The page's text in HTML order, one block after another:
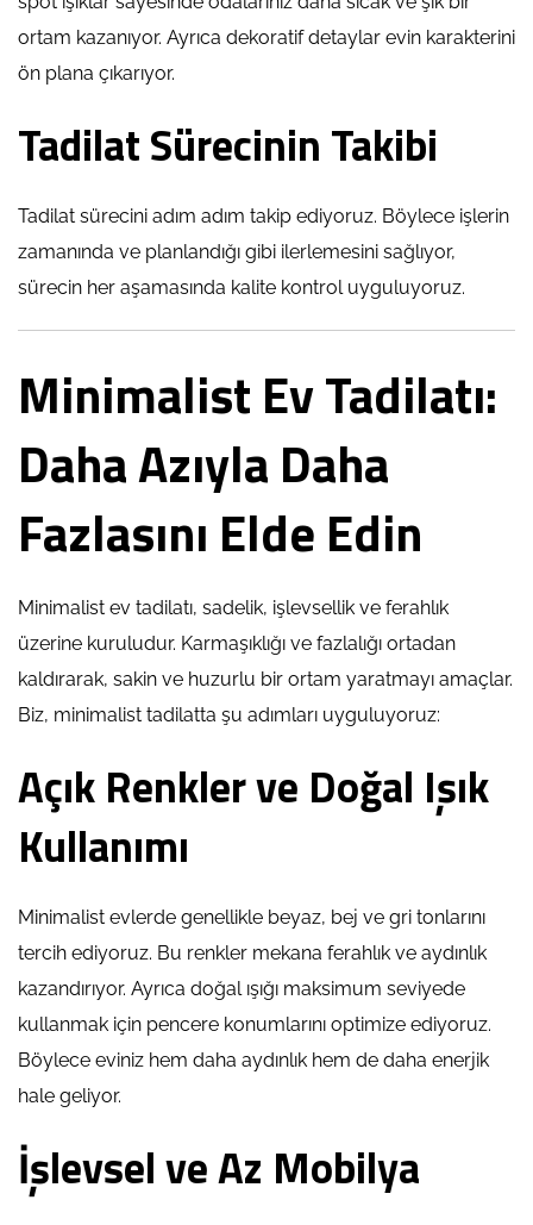
ortam kazanıyor. Ayrıca dekoratif detaylar evin karakterini
ön plana çıkarıyor.
Tadilat Sürecinin Takibi
Tadilat sürecini adım adım takip ediyoruz. Böylece işlerin
zamanında ve planlandığı gibi ilerlemesini sağlıyor,
sürecin her aşamasında kalite kontrol uyguluyoruz.
Minimalist Ev Tadilatı:
Daha Azıyla Daha
Fazlasını Elde Edin
Minimalist ev tadilatı, sadelik, işlevsellik ve ferahlık
üzerine kuruludur. Karmaşıklığı ve fazlalığı ortadan
kaldırarak, sakin ve huzurlu bir ortam yaratmayı amaçlar.
Biz, minimalist tadilatta şu adımları uyguluyoruz:
Açık Renkler ve Doğal Işık
Kullanımı
Minimalist evlerde genellikle beyaz, bej ve gri tonlarını
tercih ediyoruz. Bu renkler mekana ferahlık ve aydınlık
kazandırıyor. Ayrıca doğal ışığı maksimum seviyede
kullanmak için pencere konumlarını optimize ediyoruz.
Böylece eviniz hem daha aydınlık hem de daha enerjik
hale geliyor.
İşlevsel ve Az Mobilya